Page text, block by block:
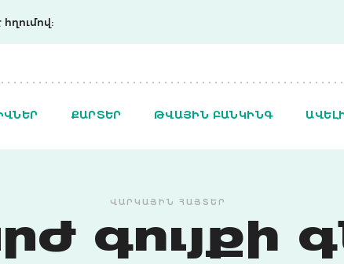
ՔԱՐՏԵՐ ԹՎԱՅԻՆ ԲԱՆԿԻՆԳ
ՎԱՐԿԱՅԻՆ ՀԱՅՏԵՐ
գույքի